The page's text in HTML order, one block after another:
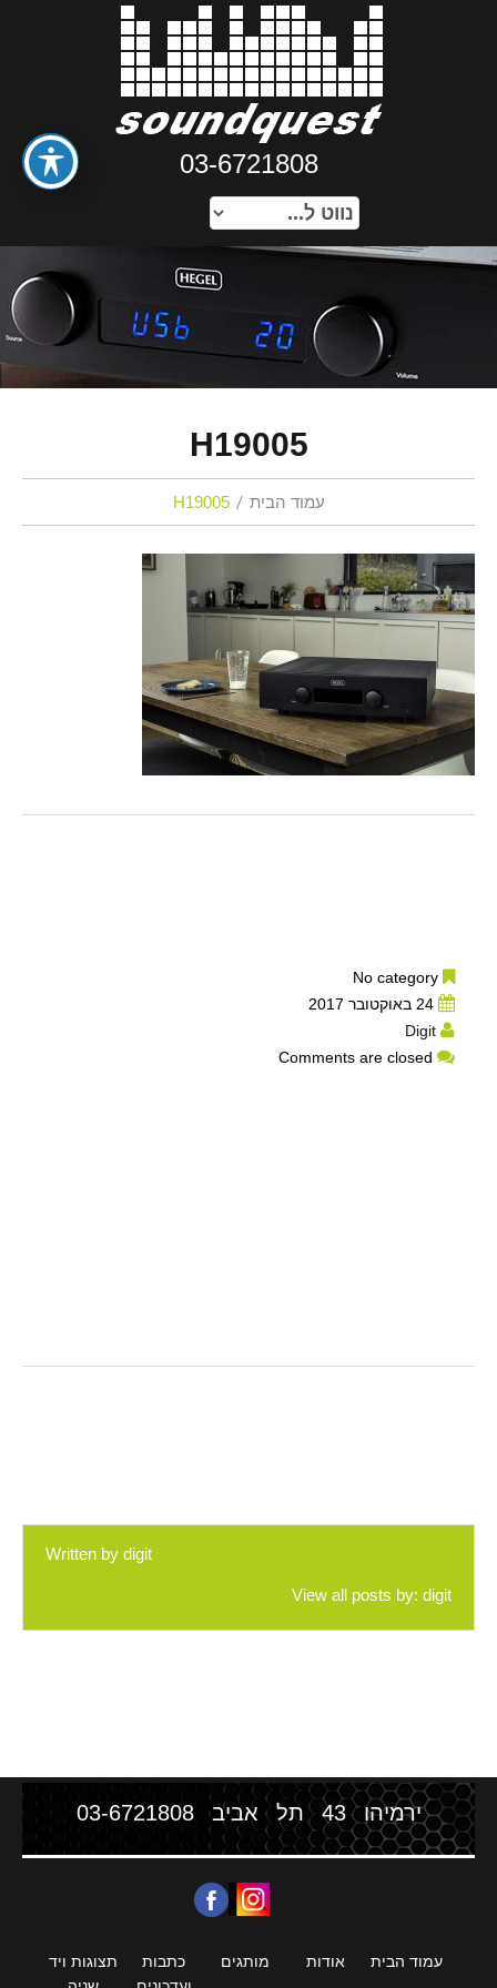
03-6721808
H19005
עמוד הבית H19005
24 באוקטובר 2017
Digit
Comments are closed
Written by digit
View all posts by: digit
ירמיהו 43 תל אביב 03-6721808
עמוד הבית אודות מותגים
כתבות
תצוגות ויד